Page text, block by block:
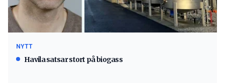
NYTT
Havila satsar stort på biogass